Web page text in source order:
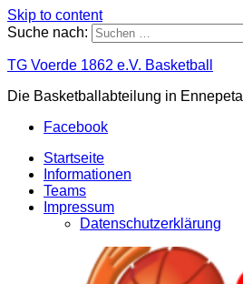
Skip to content
Suche nach:
TG Voerde 1862 e.V. Basketball
Die Basketballabteilung in Ennepetal
Facebook
Startseite
Informationen
Teams
Impressum
Datenschutzerklärung